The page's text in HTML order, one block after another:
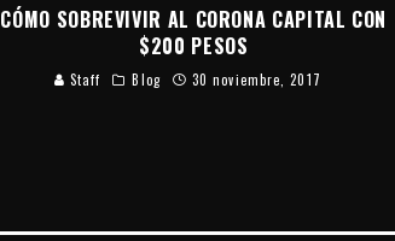
CÓMO SOBREVIVIR AL CORONA CAPITAL CON
$200 PESOS
Staff Blog 30 noviembre, 2017